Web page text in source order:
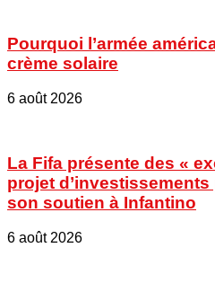
Pourquoi l’armée
crème solaire
6 août 2026
La Fifa présente des «
projet
son soutien à Infantino
6 août 2026